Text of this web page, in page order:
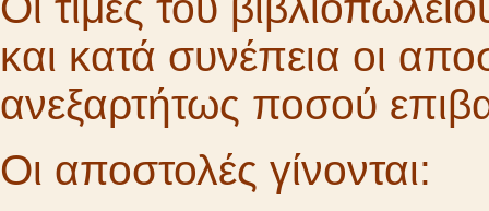
και κατά συνέπεια οι
ανεξαρτήτως ποσού
Οι αποστολές γίνονται: